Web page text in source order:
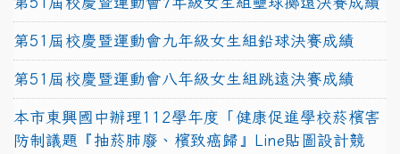
第51屆校慶暨運動會九年級女生組鉛球決賽成績
第51屆校慶暨運動會八年級女生組跳遠決賽成績
本市東興國中辦理112學年度「健康促進學校菸檳害
防制議題『抽菸肺廢、檳致癌歸』Line貼圖設計競